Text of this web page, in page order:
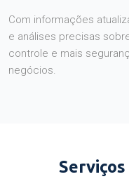
Com informações
e análises precisas
controle e mais
negócios.